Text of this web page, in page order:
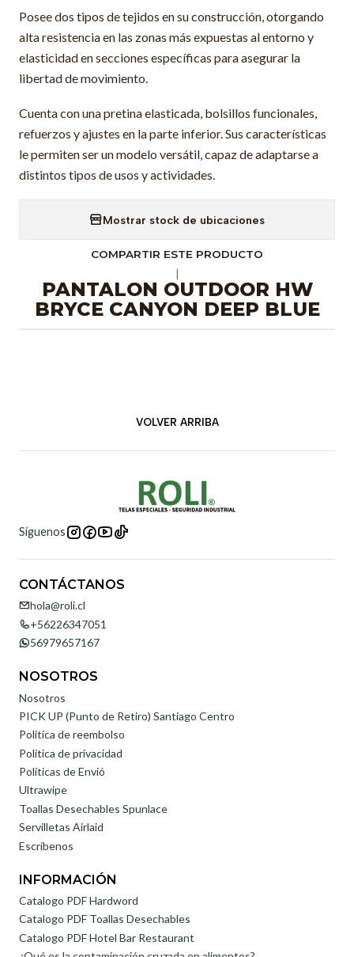
Posee dos tipos de tejidos en su construcción, otorgando
alta resistencia en las zonas más expuestas al entorno y
elasticidad en secciones específicas para asegurar la
libertad de movimiento.
Cuenta con una pretina elasticada, bolsillos funcionales,
refuerzos y ajustes en la parte inferior. Sus características
le permiten ser un modelo versátil, capaz de adaptarse a
distintos tipos de usos y actividades.
Mostrar stock de ubicaciones
COMPARTIR ESTE PRODUCTO
PANTALON OUTDOOR HW
BRYCE CANYON DEEP BLUE
VOLVER ARRIBA
Síguenos
CONTÁCTANOS
hola@roli.cl
+56226347051
56979657167
NOSOTROS
Nosotros
PICK UP (Punto de Retiro) Santiago Centro
Politica de reembolso
Política de privacidad
Políticas de Envió
Ultrawipe
Toallas Desechables Spunlace
Servilletas Airlaid
Escríbenos
INFORMACIÓN
Catalogo PDF Hardword
Catalogo PDF Toallas Desechables
Catalogo PDF Hotel Bar Restaurant